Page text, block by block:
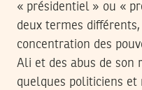
« présidentiel » ou «
deux termes différents,
concentration des
Ali et des abus de
quelques politiciens et